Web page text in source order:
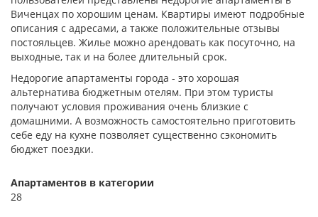
Виченцах по хорошим ценам. Квартиры имеют подробные
описания с адресами, а также положительные отзывы
постояльцев. Жилье можно арендовать как посуточно, на
выходные, так и на более длительный срок.
Недорогие апартаменты города - это хорошая
альтернатива бюджетным отелям. При этом туристы
получают условия проживания очень близкие с
домашними. А возможность самостоятельно приготовить
себе еду на кухне позволяет существенно сэкономить
бюджет поездки.
Апартаментов в категории
28